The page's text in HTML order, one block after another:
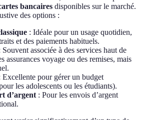
bancaires disponibles sur le marché.
des options :
: Idéale pour un usage quotidien,
et des paiements habituels.
Souvent associée à des services haut de
assurances voyage ou des remises, mais
Excellente pour gérer un budget
les adolescents ou les étudiants).
d’argent: Pour les envois d’argent